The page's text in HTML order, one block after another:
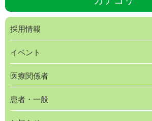
採用情報
イベント
医療関係者
患者・一般